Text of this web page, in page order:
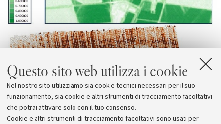
Questo sito web utilizza i cookie
Nel nostro sito utilizziamo sia cookie tecnici necessari per il suo
funzionamento, sia cookie e altri strumenti di tracciamento facoltativi
che potrai attivare solo con il tuo consenso.
Cookie e altri strumenti di tracciamento facoltativi sono usati per